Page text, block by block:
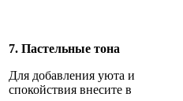
7. Пастельные тона
Для добавления уюта и
спокойствия внесите в